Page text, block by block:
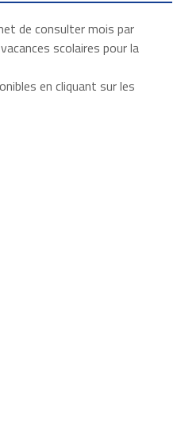
de consulter mois par
scolaires pour la
en cliquant sur les